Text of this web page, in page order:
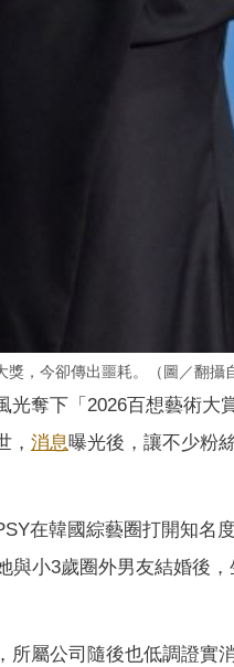
，今卻傳出噩耗。（圖／翻攝
光奪下「2026百想藝術大
， 消息曝光後，讓不少粉
在韓國綜藝圈打開知名
與小3歲圈外男友結婚後
，所屬公司隨後也低調證實